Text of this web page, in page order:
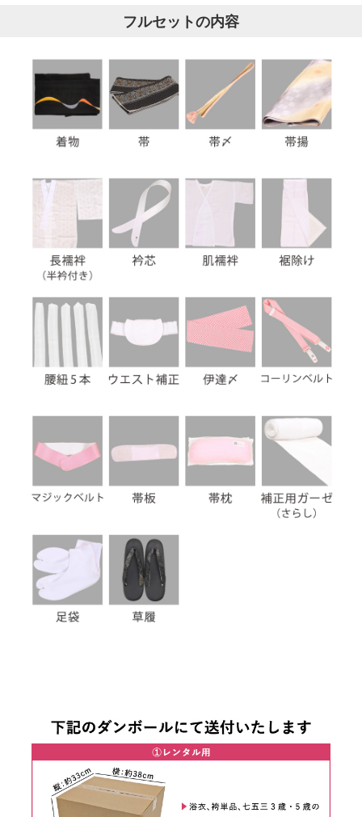
フルセットの内容